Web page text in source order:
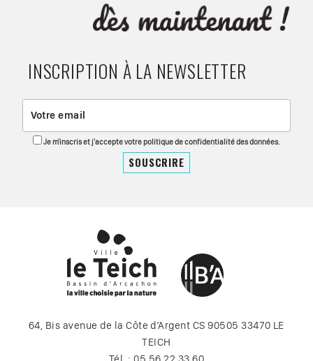
INSCRIPTION À LA NEWSLETTER
Je m'inscris et j'accepte votre politique de confidentialité des données.
64, Bis avenue de la Côte d’Argent CS 90505 33470 LE
TEICH